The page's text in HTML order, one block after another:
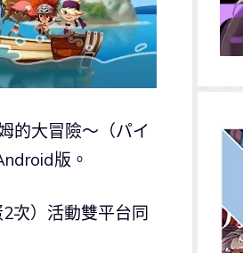
的大冒險～（パイ
版。
次）活動雙平台同